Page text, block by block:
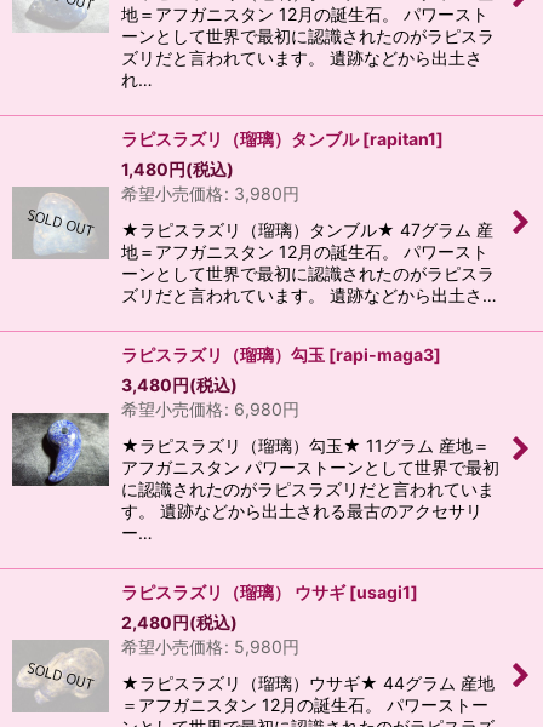
地＝アフガニスタン 12月の誕生石。 パワースト
ーンとして世界で最初に認識されたのがラピスラ
ズリだと言われています。 遺跡などから出土さ
れ…
ラピスラズリ（瑠璃）タンブル [rapitan1]
1,480円(税込)
希望小売価格: 3,980円
★ラピスラズリ（瑠璃）タンブル★ 47グラム 産
地＝アフガニスタン 12月の誕生石。 パワースト
ーンとして世界で最初に認識されたのがラピスラ
ズリだと言われています。 遺跡などから出土さ…
ラピスラズリ（瑠璃）勾玉 [rapi-maga3]
3,480円(税込)
希望小売価格: 6,980円
★ラピスラズリ（瑠璃）勾玉★ 11グラム 産地＝
アフガニスタン パワーストーンとして世界で最初
に認識されたのがラピスラズリだと言われていま
す。 遺跡などから出土される最古のアクセサリ
ー…
ラピスラズリ（瑠璃） ウサギ [usagi1]
2,480円(税込)
希望小売価格: 5,980円
★ラピスラズリ（瑠璃）ウサギ★ 44グラム 産地
＝アフガニスタン 12月の誕生石。 パワーストー